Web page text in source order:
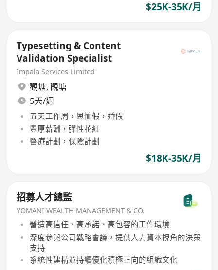
$25K-35K/月
Typesetting & Content
Validation Specialist
Impala Services Limited
觀塘, 觀塘
5天/週
五天工作周，恩恤假，婚假
豐厚薪酬，彈性花紅
醫療計劃，保險計劃
$18K-35K/月
招募人才總監
YOMANI WEALTH MANAGEMENT & CO.
營造高信任、高承諾、高包容的工作環境
深度參與公司戰略會議，提供人力資本視角的決策
支持
系統性建構並持續優化積極正向的組織文化